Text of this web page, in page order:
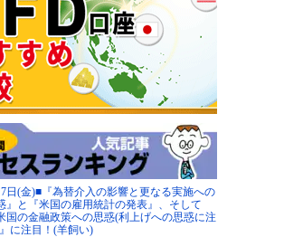
日(金)■『為替介入の影響と更なる実施への
』と『米国の雇用統計の発表』、そして
国の金融政策への思惑(利上げへの思惑に注
に注目！(羊飼い)